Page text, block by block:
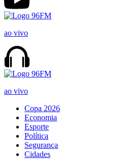
ao vivo
ao vivo
Copa 2026
Economia
Esporte
Política
Segurança
Cidades